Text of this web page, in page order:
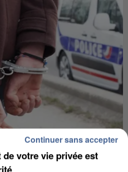
LA DZ MAFIA
de votre vie privée est
Continuer sans accepter